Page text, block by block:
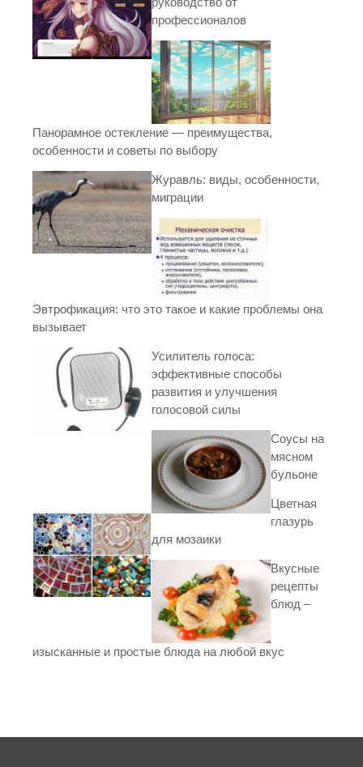
профессионалов
Панорамное остекление — преимущества,
особенности и советы по выбору
Журавль: виды, особенности,
миграции
Эвтрофикация: что это такое и какие проблемы она
вызывает
Усилитель голоса:
эффективные способы
развития и улучшения
голосовой силы
Соусы на
мясном
бульоне
Цветная
глазурь
для мозаики
Вкусные
рецепты
блюд –
изысканные и простые блюда на любой вкус